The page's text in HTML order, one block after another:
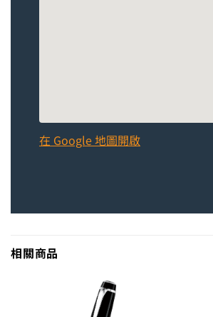
在 Google 地圖開啟
相關商品